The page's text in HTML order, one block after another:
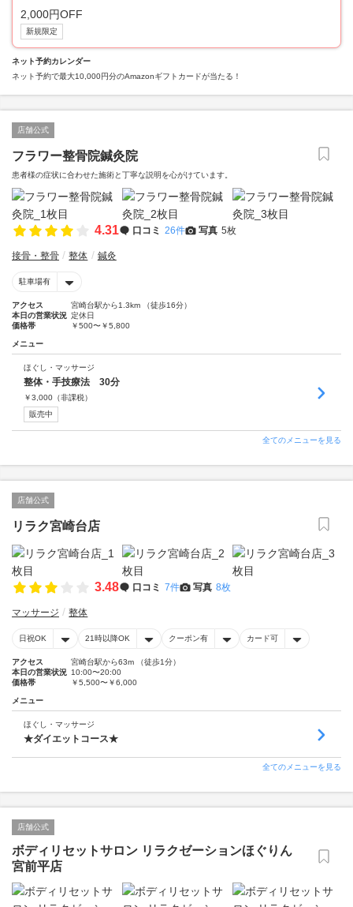
2,000円OFF
新規限定
ネット予約カレンダー
ネット予約で最大10,000円分のAmazonギフトカードが当たる！
店舗公式
フラワー整骨院鍼灸院
患者様の症状に合わせた施術と丁寧な説明を心がけています。
4.31 口コミ 26件 写真 5枚
接骨・整骨 整体 鍼灸
駐車場有
アクセス
宮崎台駅から1.3km （徒歩16分）
本日の営業状況 定休日
価格帯
￥500〜￥5,800
メニュー
ほぐし・マッサージ
整体・手技療法 30分
￥3,000 （非課税）
販売中
全てのメニューを見る
店舗公式
リラク宮崎台店
3.48 口コミ 7件 写真 8枚
マッサージ 整体
日祝OK 21時以降OK クーポン有 カード可
アクセス
宮崎台駅から63m （徒歩1分）
本日の営業状況 10:00〜20:00
価格帯
￥5,500〜￥6,000
メニュー
ほぐし・マッサージ
★ダイエットコース★
全てのメニューを見る
店舗公式
ボディリセットサロン リラクゼーションほぐりん
宮前平店